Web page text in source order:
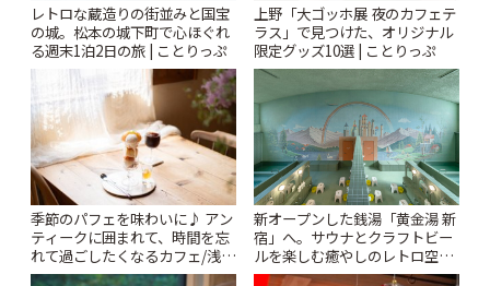
レトロな蔵造りの街並みと国宝
の城。松本の城下町で心ほぐれ
る週末1泊2日の旅 | ことりっぷ
上野「大ゴッホ展 夜のカフェテ
ラス」で見つけた、オリジナル
限定グッズ10選 | ことりっぷ
季節のパフェを味わいに♪ アン
ティークに囲まれて、時間を忘
れて過ごしたくなるカフェ/浅草
「annorum cafe」 | ことりっぷ
新オープンした銭湯「黄金湯 新
宿」へ。サウナとクラフトビー
ルを楽しむ癒やしのレトロ空間
| ことりっぷ